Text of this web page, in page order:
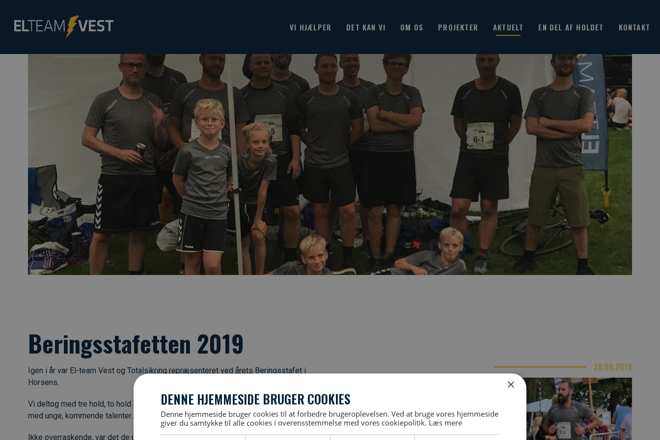
VI HJÆLPER DET KAN VI OM OS PROJEKTER AKTUELT EN DEL AF HOLDET KONTAKT
Beringsstafetten 2019
Igen i år var El-team Vest og Totalsikring repræsenteret ved årets Beringsstafet i
Horsens.
Vi deltog med tre hold, to hold bestående af nuværende medarbejdere samt et hold
med unge, kommende talenter.
Ikke overraskende, var det de unge raketter der vandt den interne dyst imellem
28.08.2019
×
DENNE HJEMMESIDE BRUGER COOKIES
Denne hjemmeside bruger cookies til at forbedre brugeroplevelsen. Ved at bruge vores hjemmeside
giver du samtykke til alle cookies i overensstemmelse med vores cookiepolitik. Læs mere